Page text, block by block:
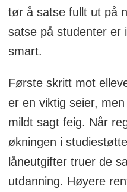
tør å satse fullt ut på
satse på studenter er
smart.
Første skritt mot
er en viktig seier,
mildt sagt feig. Når
økningen i
låneutgifter truer de
utdanning. Høyere